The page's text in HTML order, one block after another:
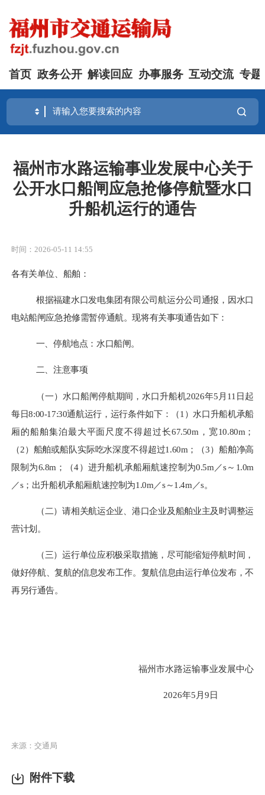
首页 政务公开 解读回应 办事服务 互动交流 专题
福州市水路运输事业发展中心关于
公开水口船闸应急抢修停航暨水口
升船机运行的通告
时间：2026-05-11 14:55
各有关单位、船舶 ：
根据福建水口发电集团有限公司航运分公司通报，因水口
电站船闸应急抢修需暂停通航。现将有关事项通告如下：
一、停航地点： 水口船闸。
二、注意事项
（一）水口船闸停航期间， 水口升船机2026年5月11日起
每日8:00-17:30通航运行 ，运行条件如下： （1）水口升船机承船
厢的船舶集泊最大平面尺度不得超过长67.50m，宽10.80m；
（2）船舶或船队实际吃水深度不得超过1.60m；（3） 船舶净高
限制为6.8m； （4）进升船机承船厢航速控制为0.5m／s～1.0m
／s；出升船机承船厢航速控制为1.0m／s～1.4m／s。
（二）请相关航运企业、港口企业及船舶业主及时调整运
营计划。
（三）运行单位应积极采取措施，尽可能缩短停航时间，
做好停航、复航的信息发布工作。复航信息由运行单位发布，不
再另行通告。
福州市水路运输事业发展中心
2026年5月9日
来源：交通局
附件下载